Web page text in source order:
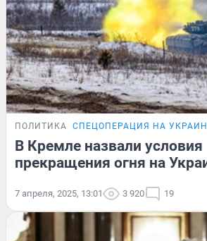
ПОЛИТИКА СПЕЦОПЕРАЦИЯ НА
В Кремле назвали условия
прекращения огня на
7 апреля, 2025, 13:01 3 920 19